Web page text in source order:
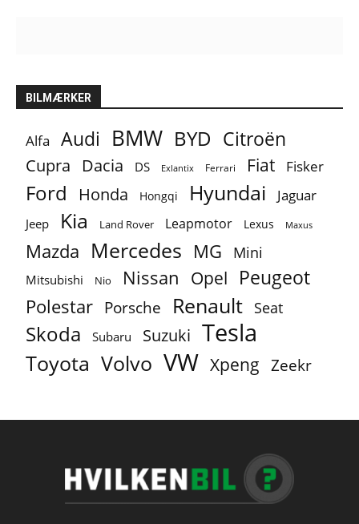
BILMÆRKER
Alfa Audi BMW BYD Citroën
Cupra Dacia DS Exlantix Ferrari Fiat Fisker
Ford Honda Hongqi Hyundai Jaguar
Jeep Kia Land Rover Leapmotor Lexus Maxus
Mazda Mercedes MG Mini
Mitsubishi Nio Nissan Opel Peugeot
Polestar Porsche Renault Seat
Skoda Subaru Suzuki Tesla
Toyota Volvo VW Xpeng Zeekr